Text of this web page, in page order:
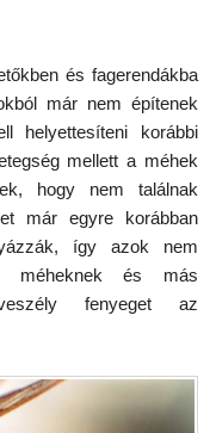
és fagerendákba
már nem építenek
helyettesíteni korábbi
mellett a méhek
hogy nem találnak
már egyre korábban
így azok nem
méheknek és más
fenyeget az